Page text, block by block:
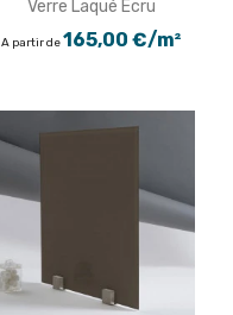
Verre Laqué Écru
A partir de165,00 €/m²